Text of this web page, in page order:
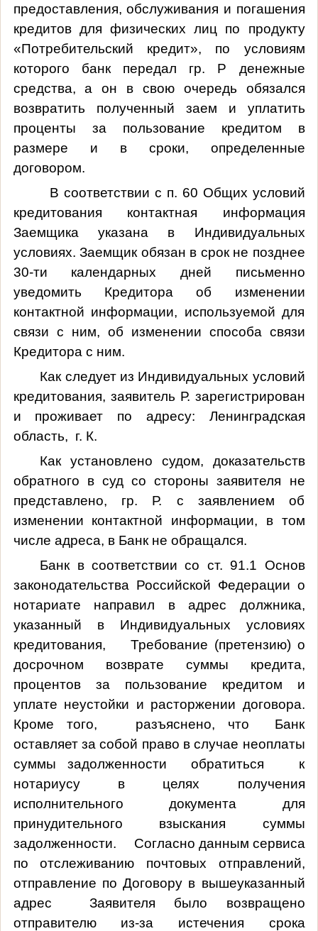
предоставления, обслуживания и погашения
кредитов для физических лиц по продукту
«Потребительский кредит», по условиям
которого банк передал гр. Р денежные
средства, а он в свою очередь обязался
возвратить полученный заем и уплатить
проценты за пользование кредитом в
размере и в сроки, определенные
договором.
В соответствии с п. 60 Общих условий
кредитования контактная информация
Заемщика указана в Индивидуальных
условиях. Заемщик обязан в срок не позднее
30-ти календарных дней письменно
уведомить Кредитора об изменении
контактной информации, используемой для
связи с ним, об изменении способа связи
Кредитора с ним.
Как следует из Индивидуальных условий
кредитования, заявитель Р. зарегистрирован
и проживает по адресу: Ленинградская
область, г. К.
Как установлено судом, доказательств
обратного в суд со стороны заявителя не
представлено, гр. Р. с заявлением об
изменении контактной информации, в том
числе адреса, в Банк не обращался.
Банк в соответствии со ст. 91.1 Основ
законодательства Российской Федерации о
нотариате направил в адрес должника,
указанный в Индивидуальных условиях
кредитования, Требование (претензию) о
досрочном возврате суммы кредита,
процентов за пользование кредитом и
уплате неустойки и расторжении договора.
Кроме того, разъяснено, что Банк
оставляет за собой право в случае неоплаты
суммы задолженности обратиться к
нотариусу в целях получения
исполнительного документа для
принудительного взыскания суммы
задолженности.
Согласно данным сервиса
по отслеживанию почтовых отправлений,
отправление по Договору в вышеуказанный
адрес
Заявителя было возвращено
отправителю из-за истечения срока